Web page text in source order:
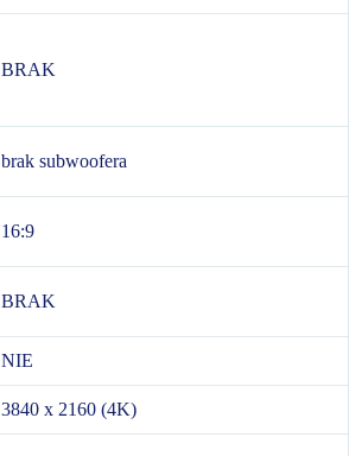
BRAK
brak subwoofera
16:9
BRAK
NIE
3840 x 2160 (4K)